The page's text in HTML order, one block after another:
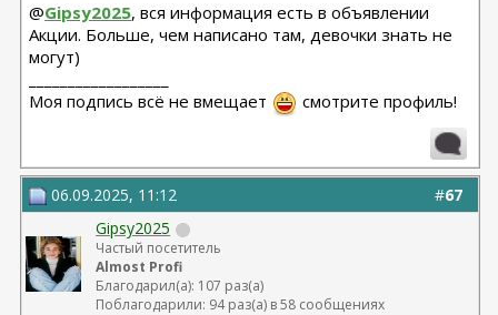
@Gipsy2025, вся информация есть в объявлении
Акции. Больше, чем написано там, девочки знать не
могут)
Моя подпись всё не вмещает
смотрите профиль!
#67
06.09.2025, 11:12
Gipsy2025
Частый посетитель
Almost Profi
Благодарил(а): 107 раз(а)
Поблагодарили: 94 раз(а) в 58 сообщениях